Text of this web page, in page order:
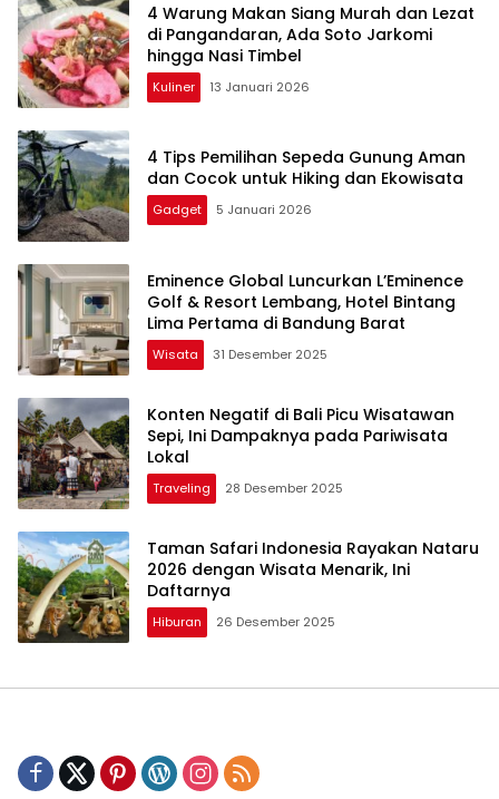
4 Warung Makan Siang Murah dan Lezat
di Pangandaran, Ada Soto Jarkomi
hingga Nasi Timbel
Kuliner 13 Januari 2026
4 Tips Pemilihan Sepeda Gunung Aman
dan Cocok untuk Hiking dan Ekowisata
Gadget 5 Januari 2026
Eminence Global Luncurkan L’Eminence
Golf & Resort Lembang, Hotel Bintang
Lima Pertama di Bandung Barat
Wisata 31 Desember 2025
Konten Negatif di Bali Picu Wisatawan
Sepi, Ini Dampaknya pada Pariwisata
Lokal
Traveling 28 Desember 2025
Taman Safari Indonesia Rayakan Nataru
2026 dengan Wisata Menarik, Ini
Daftarnya
Hiburan 26 Desember 2025